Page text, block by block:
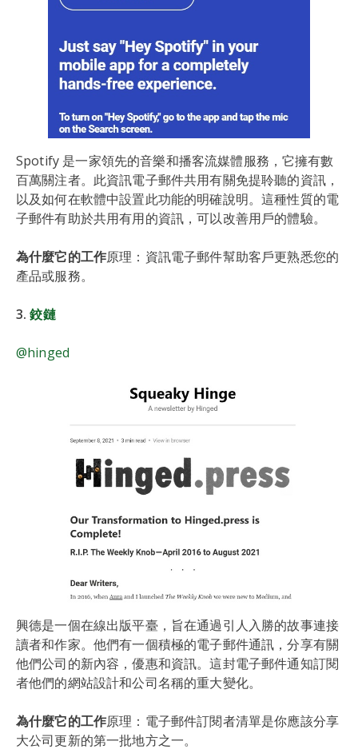
Spotify 是一家領先的音樂和播客流媒體服務，它擁有數
百萬關注者。此資訊電子郵件共用有關免提聆聽的資訊，
以及如何在軟體中設置此功能的明確說明。這種性質的電
子郵件有助於共用有用的資訊，可以改善用戶的體驗。
為什麼它的工作原理：資訊電子郵件幫助客戶更熟悉您的
產品或服務。
3.鉸鏈
@hinged
興德是一個在線出版平臺，旨在通過引人入勝的故事連接
讀者和作家。他們有一個積極的電子郵件通訊，分享有關
他們公司的新內容，優惠和資訊。這封電子郵件通知訂閱
者他們的網站設計和公司名稱的重大變化。
為什麼它的工作原理：電子郵件訂閱者清單是你應該分享
大公司更新的第一批地方之一。